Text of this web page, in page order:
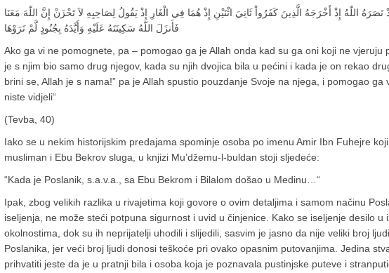
نَصَرَهُ اللّهُ إِذْ أَخْرَجَهُ الَّذِينَ كَفَرُواْ ثَانِيَ اثْنَيْنِ إِذْ هُمَا فِي الْغَارِ إِذْ يَقُولُ لِصَاحِبِهِ لاَ تَحْزَنْ إِنَّ اللّهَ مَعَنَا
فَأَنزَلَ اللّهُ سَكِينَتَهُ عَلَيْهِ وَأَيَّدَهُ بِجُنُودٍ لَّمْ تَرَوْهَا
Ako ga vi ne pomognete, pa – pomogao ga je Allah onda kad su ga oni koji ne vjeruju
je s njim bio samo drug njegov, kada su njih dvojica bila u pećini i kada je on rekao
brini se, Allah je s nama!” pa je Allah spustio pouzdanje Svoje na njega, i pomogao ga
niste vidjeli“
(Tevba, 40)
Iako se u nekim historijskim predajama spominje osoba po imenu Amir Ibn Fuhejre
musliman i Ebu Bekrov sluga, u knjizi Mu’džemu-l-buldan stoji sljedeće:
“Kada je Poslanik, s.a.v.a., sa Ebu Bekrom i Bilalom došao u Medinu…“
Ipak, zbog velikih razlika u rivajetima koji govore o ovim detaljima i samom načinu
iseljenja, ne može steći potpuna sigurnost i uvid u činjenice. Kako se iseljenje desilo u
okolnostima, dok su ih neprijatelji uhodili i slijedili, sasvim je jasno da nije veliki broj
Poslanika, jer veći broj ljudi donosi teškoće pri ovako opasnim putovanjima. Jedina
prihvatiti jeste da je u pratnji bila i osoba koja je poznavala pustinjske puteve i